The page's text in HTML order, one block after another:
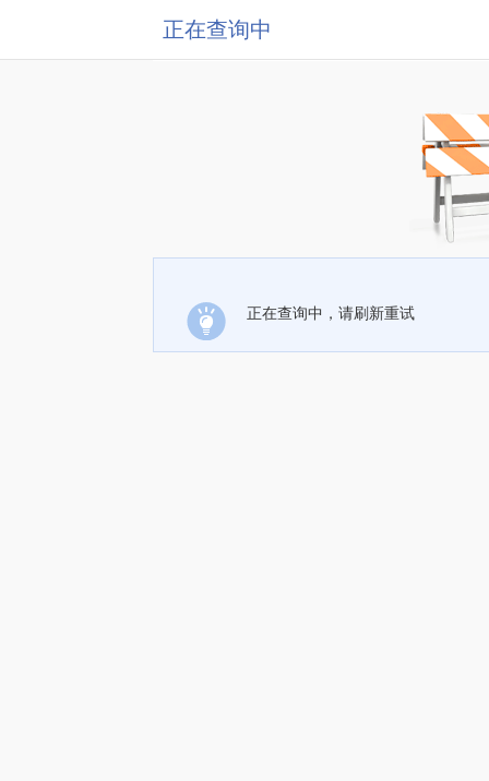
正在查询中
正在查询中，请刷新重试